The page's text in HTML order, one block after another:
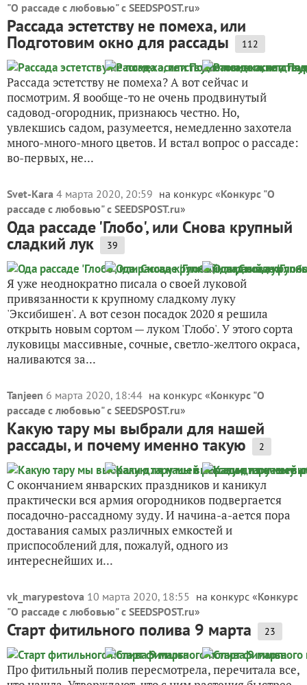
"О рассаде с любовью" с SEEDSPOST.ru»
Рассада эстетству не помеха, или
Подготовим окно для рассады 112
Рассада эстетству не помеха? А вот сейчас и
посмотрим. Я вообще-то не очень продвинутый
садовод-огородник, признаюсь честно. Но,
увлекшись садом, разумеется, немедленно захотела
много-много-много цветов. И встал вопрос о рассаде:
во-первых, не...
Svet-Kara 4 марта 2020, 20:59 на конкурс «Конкурс "О
рассаде с любовью" с SEEDSPOST.ru»
Ода рассаде 'Глобо', или Снова крупный
сладкий лук 39
Я уже неоднократно писала о своей луковой
привязанности к крупному сладкому луку
'Эксибишен'. А вот сезон посадок 2020 я решила
открыть новым сортом — луком 'Глобо'. У этого сорта
луковицы массивные, сочные, светло-желтого окраса,
наливаются за...
Tanjeen 6 марта 2020, 18:44 на конкурс «Конкурс "О
рассаде с любовью" с SEEDSPOST.ru»
Какую тару мы выбрали для нашей
рассады, и почему именно такую 2
С окончанием январских праздников и каникул
практически вся армия огородников подвергается
посадочно-рассадному зуду. И начина-а-ается пора
доставания самых различных емкостей и
приспособлений для, пожалуй, одного из
интереснейших и...
vk_marypestova 10 марта 2020, 18:55 на конкурс «Конкурс
"О рассаде с любовью" с SEEDSPOST.ru»
Старт фитильного полива 9 марта 23
Про фитильный полив пересмотрела, перечитала все,